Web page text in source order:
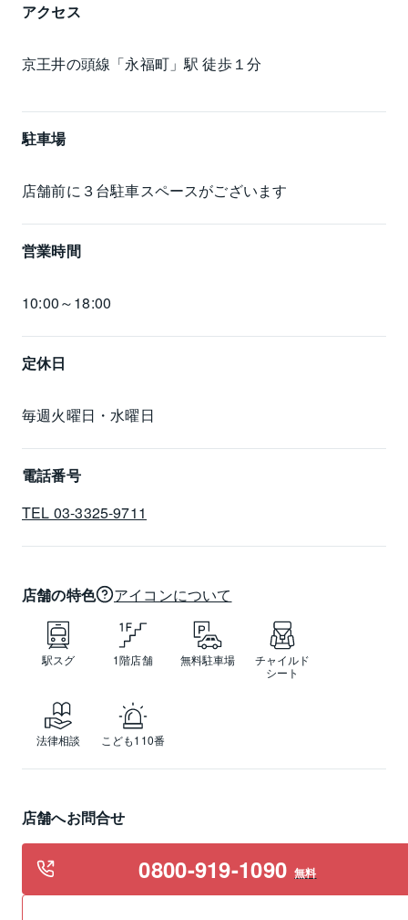
アクセス
京王井の頭線「永福町」駅 徒歩１分
駐車場
店舗前に３台駐車スペースがございます
営業時間
10:00～18:00
定休日
毎週火曜日・水曜日
電話番号
TEL 03-3325-9711
店舗の特色 アイコンについて
駅スグ 1階店舗 無料駐車場
チャイルド
シート
法律相談 こども110番
店舗へお問合せ
0800-919-1090 無料